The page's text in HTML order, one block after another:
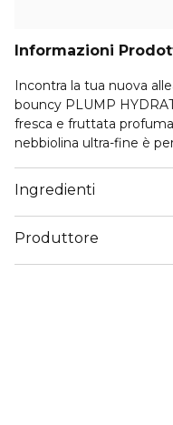
Informazioni
Incontra la tua nuova
bouncy PLUMP
fresca e fruttata
nebbiolina ultra-fine è
e una fresca
come primo step per
rimpolpata o come
– questo spray dona una
Ingredienti
Produttore